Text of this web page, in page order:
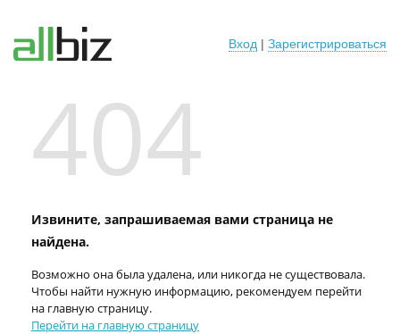
Вход | Зарегистрироваться
404
Извините, запрашиваемая вами страница не
найдена.
Возможно она была удалена, или никогда не существовала.
Чтобы найти нужную информацию, рекомендуем перейти
на главную страницу.
Перейти на главную страницу